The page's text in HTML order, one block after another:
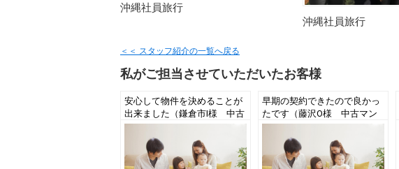
沖縄社員旅行
沖縄社員旅行
＜＜ スタッフ紹介の一覧へ戻る
私がご担当させていただいたお客様
安心して物件を決めることが
出来ました（鎌倉市I様 中古
マンションご成約）
早期の契約できたので良かっ
たです（藤沢O様 中古マン
ションご売却）